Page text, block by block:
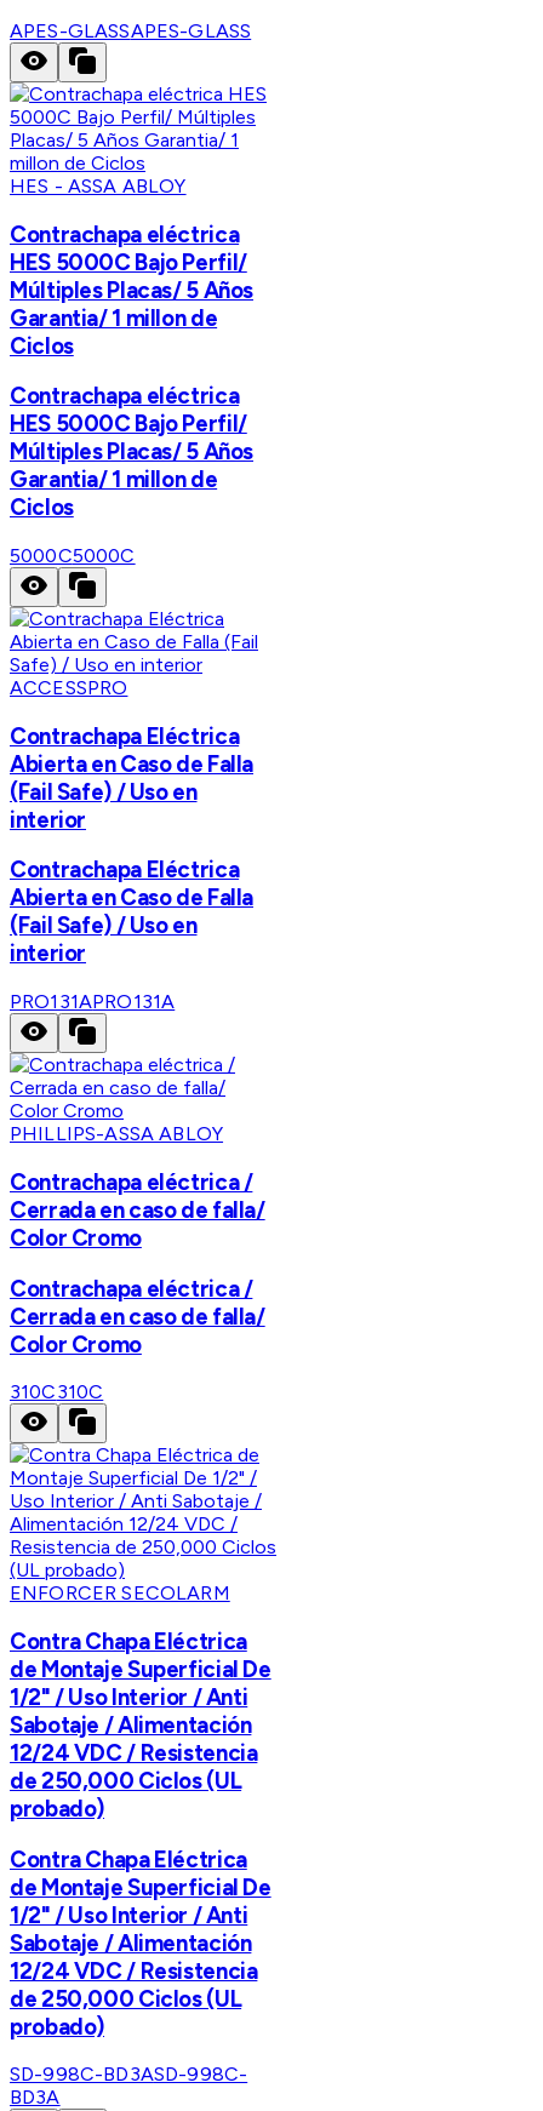
APES-GLASSAPES-GLASS
HES - ASSA ABLOY
Contrachapa eléctrica
HES 5000C Bajo Perfil/
Múltiples Placas/ 5 Años
Garantia/ 1 millon de
Ciclos
Contrachapa eléctrica
HES 5000C Bajo Perfil/
Múltiples Placas/ 5 Años
Garantia/ 1 millon de
Ciclos
5000C5000C
ACCESSPRO
Contrachapa Eléctrica
Abierta en Caso de Falla
(Fail Safe) / Uso en
interior
Contrachapa Eléctrica
Abierta en Caso de Falla
(Fail Safe) / Uso en
interior
PRO131APRO131A
PHILLIPS-ASSA ABLOY
Contrachapa eléctrica /
Cerrada en caso de falla/
Color Cromo
Contrachapa eléctrica /
Cerrada en caso de falla/
Color Cromo
310C310C
ENFORCER SECOLARM
Contra Chapa Eléctrica
de Montaje Superficial De
1/2" / Uso Interior / Anti
Sabotaje / Alimentación
12/24 VDC / Resistencia
de 250,000 Ciclos (UL
probado)
Contra Chapa Eléctrica
de Montaje Superficial De
1/2" / Uso Interior / Anti
Sabotaje / Alimentación
12/24 VDC / Resistencia
de 250,000 Ciclos (UL
probado)
SD-998C-BD3ASD-998C-
BD3A